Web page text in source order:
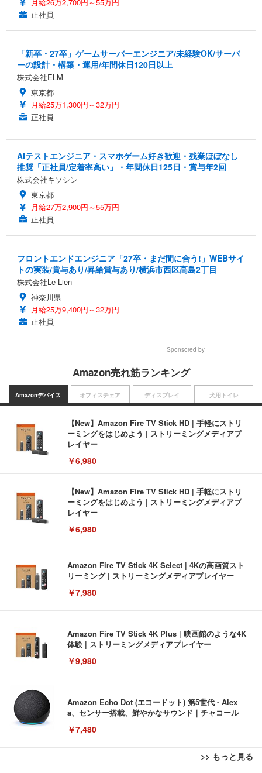
正社員
「新卒・27卒」ゲームサーバーエンジニア/未経験OK/サーバ
ーの設計・構築・運用/年間休日120日以上
株式会社ELM
東京都
月給25万1,300円～32万円
正社員
AIテストエンジニア・スマホゲーム好き歓迎・残業ほぼなし
推奨「正社員/定着率高い」・年間休日125日・賞与年2回
株式会社キソシン
東京都
月給27万2,900円～55万円
正社員
フロントエンドエンジニア「27卒・まだ間に合う!」WEBサイ
トの実装/賞与あり/昇給賞与あり/横浜市西区高島2丁目
株式会社Le Lien
神奈川県
月給25万9,400円～32万円
正社員
Sponsored by
Amazon売れ筋ランキング
Amazonデバイス
【New】Amazon Fire TV Stick HD | 手軽にストリ
ーミングをはじめよう | ストリーミングメディアプ
レイヤー
￥6,980
【New】Amazon Fire TV Stick HD | 手軽にストリ
ーミングをはじめよう | ストリーミングメディアプ
レイヤー
￥6,980
Amazon Fire TV Stick 4K Select | 4Kの高画質スト
リーミング | ストリーミングメディアプレイヤー
￥7,980
Amazon Fire TV Stick 4K Plus | 映画館のような4K
体験 | ストリーミングメディアプレイヤー
￥9,980
Amazon Echo Dot (エコードット) 第5世代 - Alex
a、センサー搭載、鮮やかなサウンド｜チャコール
￥7,480
>> もっと見る
オフィスチェア ディスプレイ 犬用トイレ